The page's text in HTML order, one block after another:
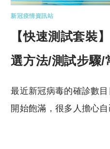
新冠疫情資訊站
【快速測試套裝
選方法/測試步驟/
最近新冠病毒的確診數
開始飽滿，很多人擔心